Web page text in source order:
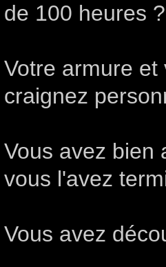
de 100 heures ?
Votre armure
craignez
Vous avez bien
vous l'avez
Vous avez